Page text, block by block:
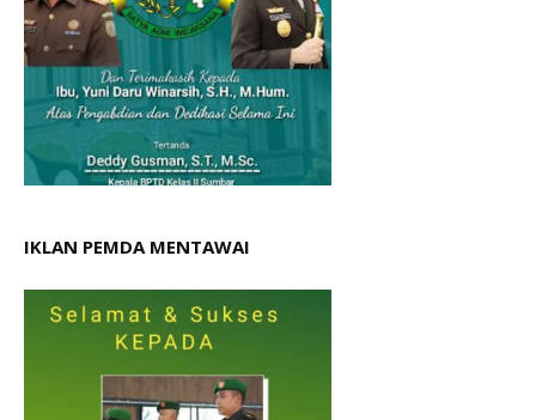
IKLAN PEMDA MENTAWAI